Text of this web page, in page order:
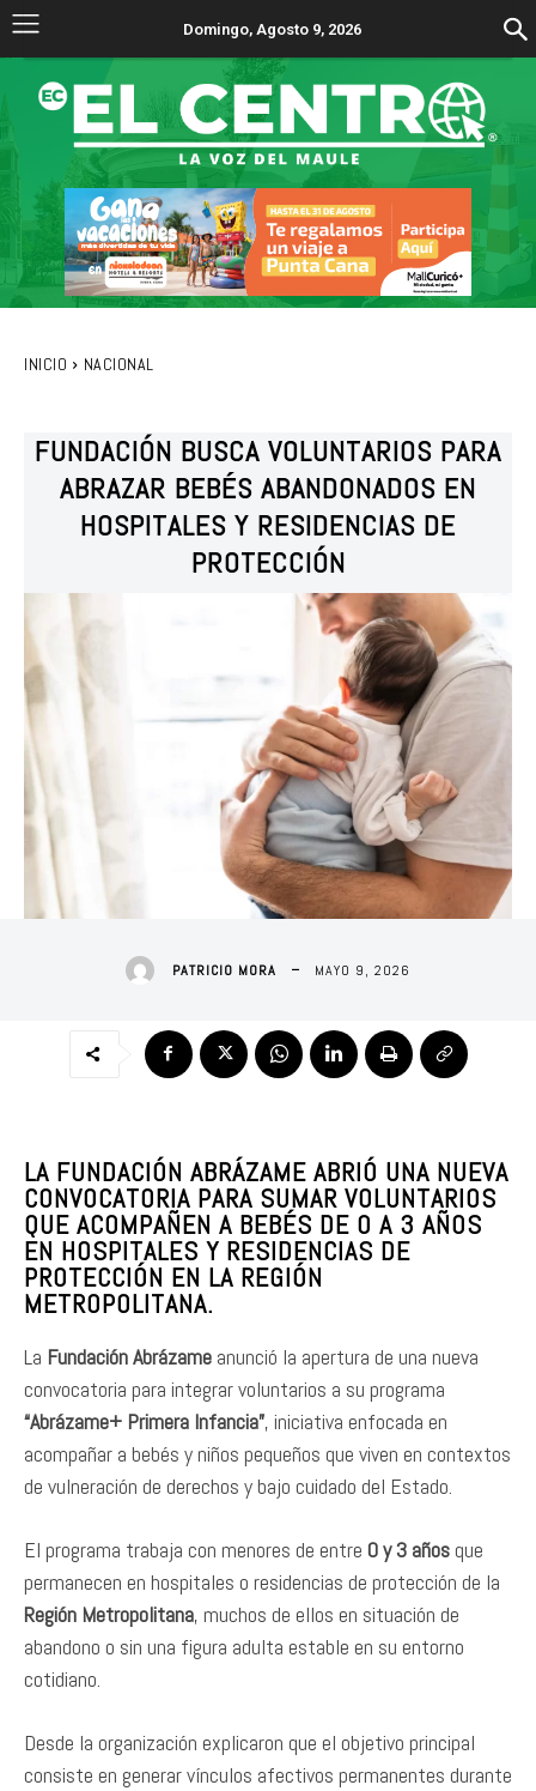
Domingo, Agosto 9, 2026
INICIO NACIONAL
FUNDACIÓN BUSCA VOLUNTARIOS PARA
ABRAZAR BEBÉS ABANDONADOS EN
HOSPITALES Y RESIDENCIAS DE
PROTECCIÓN
PATRICIO MORA MAYO 9, 2026
LA FUNDACIÓN ABRÁZAME ABRIÓ UNA NUEVA
CONVOCATORIA PARA SUMAR VOLUNTARIOS
QUE ACOMPAÑEN A BEBÉS DE 0 A 3 AÑOS
EN HOSPITALES Y RESIDENCIAS DE
PROTECCIÓN EN LA REGIÓN
METROPOLITANA.
La Fundación Abrázame anunció la apertura de una nueva
convocatoria para integrar voluntarios a su programa
“Abrázame+ Primera Infancia”, iniciativa enfocada en
acompañar a bebés y niños pequeños que viven en contextos
de vulneración de derechos y bajo cuidado del Estado.
El programa trabaja con menores de entre 0 y 3 añosque
permanecen en hospitales o residencias de protección de la
Región Metropolitana, muchos de ellos en situación de
abandono o sin una figura adulta estable en su entorno
cotidiano.
Desde la organización explicaron que el objetivo principal
consiste en generar vínculos afectivos permanentes durante